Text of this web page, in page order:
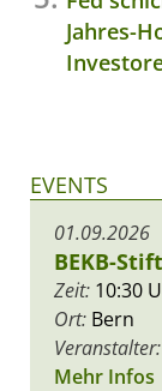
Jahres-
EVENTS
01.09.2026
BEKB-
Zeit: 10:30
Ort: Bern
Veranstalter:
Mehr Infos